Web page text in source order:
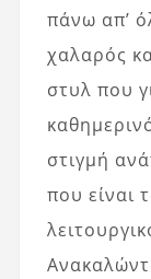
πάνω απ’
χαλαρός
στυλ που
στιγμή
που είναι